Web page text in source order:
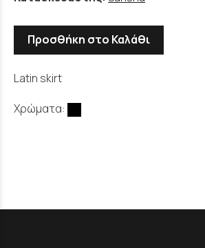
Προσθήκη στο Καλάθι
Latin skirt
Χρώματα: